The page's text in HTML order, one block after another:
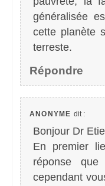
généralisée
cette planète
terreste.
Répondre
ANONYME dit :
Bonjour Dr
En premier
réponse que
cependant